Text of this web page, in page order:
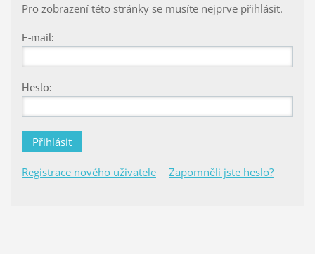
Pro zobrazení této stránky se musíte nejprve přihlásit.
E-mail:
Heslo:
Registrace nového uživatele Zapomněli jste heslo?